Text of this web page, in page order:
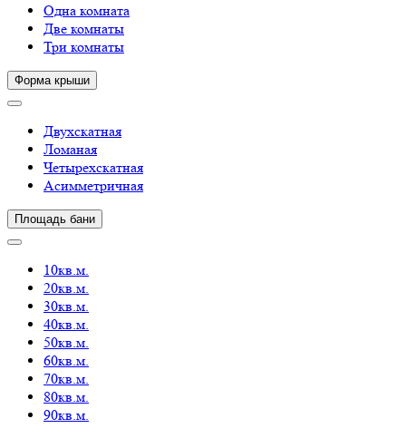
Одна комната
Две комнаты
Три комнаты
Форма крыши
Двухскатная
Ломаная
Четырехскатная
Асимметричная
Площадь бани
10кв.м.
20кв.м.
30кв.м.
40кв.м.
50кв.м.
60кв.м.
70кв.м.
80кв.м.
90кв.м.